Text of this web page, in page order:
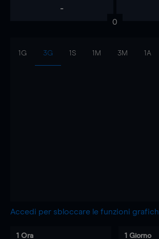
-
0
1G 3G 1S 1M 3M 1A
Accedi per sbloccare le funzioni
1 Ora 1 Giorno